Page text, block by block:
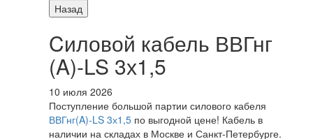
Назад
Cиловой кабель ВВГнг
(A)-LS 3х1,5
10 июля 2026
Поступление большой партии силового кабеля
ВВГнг(A)-LS 3х1,5 по выгодной цене! Кабель в
наличии на складах в Москве и Санкт-Петербурге.